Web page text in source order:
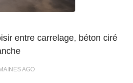
entre carrelage, béton ciré
AGO